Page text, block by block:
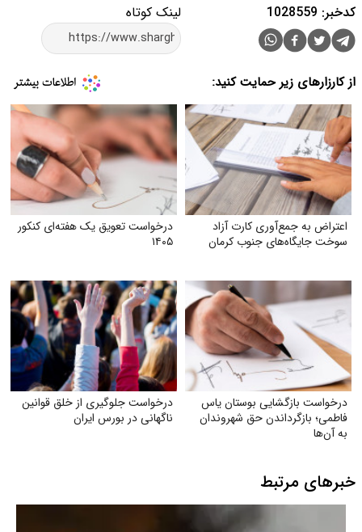
لینک کوتاه کدخبر: 1028559
از کارزارهای زیر حمایت کنید:
اعتراض به جمع‌آوری کارت آزاد
سوخت جایگاه‌های جنوب کرمان
درخواست تعویق یک هفته‌ای کنکور
۱۴۰۵
درخواست بازگشایی بوستان یاس
فاطمی؛ بازگرداندن حق شهروندان
به آن‌ها
درخواست جلوگیری از خلق قوانین
ناگهانی در بورس ایران
خبرهای مرتبط